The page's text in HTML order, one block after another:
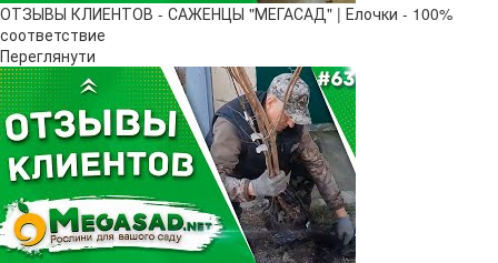
ОТЗЫВЫ КЛИЕНТОВ - САЖЕНЦЫ "МЕГАСАД" | Елочки - 100%
соответствие
Переглянути